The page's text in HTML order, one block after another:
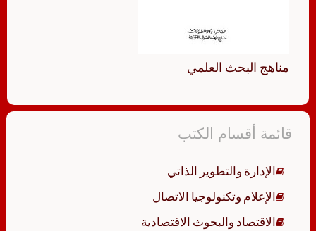
مناهج البحث العلمي
قائمة أقسام الكتب
الإدارة والتطوير الذاتي
الإعلام وتكنولوجيا الاتصال
الاقتصاد والبحوث الاقتصادية